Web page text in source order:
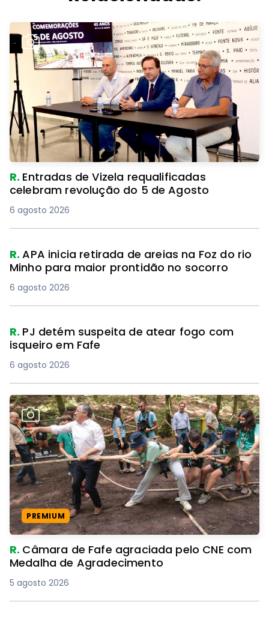
R. Entradas de Vizela requalificadas
celebram revolução do 5 de Agosto
6 agosto 2026
R.APA inicia retirada de areias na Foz do rio
Minho para maior prontidão no socorro
6 agosto 2026
R. PJ detém suspeita de atear fogo com
isqueiro em Fafe
6 agosto 2026
PREMIUM
R. Câmara de Fafe agraciada pelo CNE com
Medalha de Agradecimento
5 agosto 2026